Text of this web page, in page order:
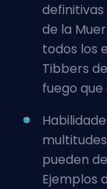
de la
todos los
Tibbers
fuego
pueden
Ejemplos